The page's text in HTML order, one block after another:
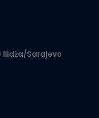
Ilidža/Sarajevo